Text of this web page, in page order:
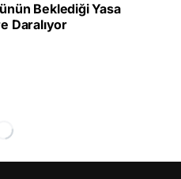
Beklediği Yasa
Daralıyor